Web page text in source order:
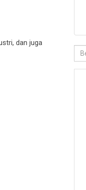
dan juga